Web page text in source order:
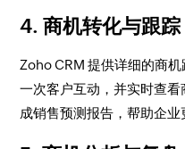
4. 商机转化与跟踪
Zoho CRM 提供详细的商
一次客户互动，并实时查
成销售预测报告，帮助企业